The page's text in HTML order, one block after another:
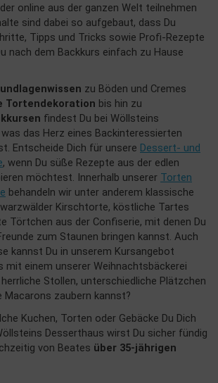
online aus der ganzen Welt teilnehmen
sind dabei so aufgebaut, dass Du
Tipps und Tricks sowie Profi-Rezepte
nach dem Backkurs einfach zu Hause
zu Böden und Cremes
Tortendekoration bis hin zu
findest Du bei Wöllsteins
das Herz eines Backinteressierten
Entscheide Dich für unsere Dessert- und
, wenn Du süße Rezepte aus der edlen
möchtest. Innerhalb unserer Torten
behandeln wir unter anderem klassische
Kirschtorte, köstliche Tartes
Törtchen aus der Confiserie, mit denen Du
zum Staunen bringen kannst. Auch
kannst Du in unserem Kursangebot
mit einem unserer Weihnachtsbäckerei
herrliche Stollen, unterschiedliche Plätzchen
Macarons zaubern kannst?
Kuchen, Torten oder Gebäcke Du Dich
Desserthaus wirst Du sicher fündig
von Beates über 35-jährigen